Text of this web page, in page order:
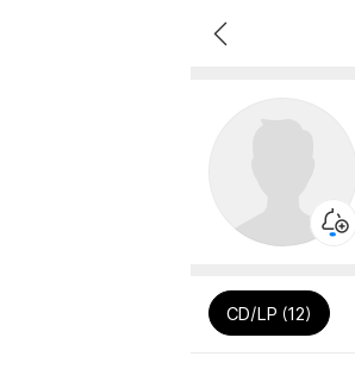
CD/LP (12)